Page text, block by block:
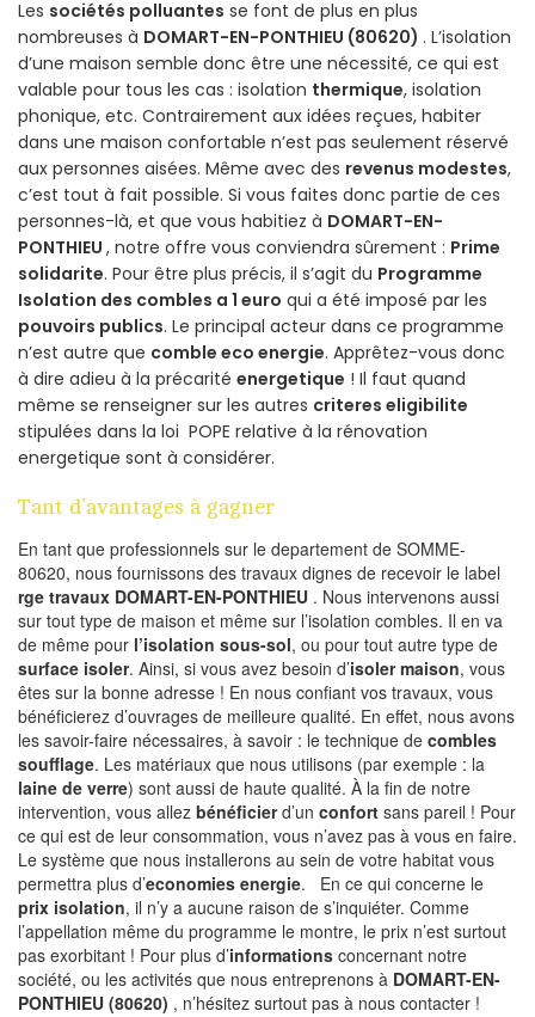
Les sociétés polluantes se font de plus en plus
nombreuses à DOMART-EN-PONTHIEU (80620) . L’isolation
d’une maison semble donc être une nécessité, ce qui est
valable pour tous les cas : isolation thermique, isolation
phonique, etc. Contrairement aux idées reçues, habiter
dans une maison confortable n’est pas seulement réservé
aux personnes aisées. Même avec des revenus modestes,
c’est tout à fait possible. Si vous faites donc partie de ces
personnes-là, et que vous habitiez à DOMART-EN-
PONTHIEU , notre offre vous conviendra sûrement : Prime
solidarite. Pour être plus précis, il s’agit du Programme
Isolation des combles a 1 euro qui a été imposé par les
pouvoirs publics. Le principal acteur dans ce programme
n’est autre que comble eco energie. Apprêtez-vous donc
à dire adieu à la précarité energetique ! Il faut quand
même se renseigner sur les autres criteres eligibilite
stipulées dans la loi POPE relative à la rénovation
energetique sont à considérer.
Tant d’avantages à gagner
En tant que professionnels sur le departement de SOMME-
80620, nous fournissons des travaux dignes de recevoir le label
rge travaux DOMART-EN-PONTHIEU . Nous intervenons aussi
sur tout type de maison et même sur l’isolation combles. Il en va
de même pour l’isolation sous-sol, ou pour tout autre type de
surface isoler. Ainsi, si vous avez besoin d’isoler maison, vous
êtes sur la bonne adresse ! En nous confiant vos travaux, vous
bénéficierez d’ouvrages de meilleure qualité. En effet, nous avons
les savoir-faire nécessaires, à savoir : le technique de combles
soufflage. Les matériaux que nous utilisons (par exemple : la
laine de verre) sont aussi de haute qualité. À la fin de notre
intervention, vous allez bénéficierd’un confort sans pareil ! Pour
ce qui est de leur consommation, vous n’avez pas à vous en faire.
Le système que nous installerons au sein de votre habitat vous
permettra plus d’economies energie. En ce qui concerne le
prix isolation, il n’y a aucune raison de s’inquiéter. Comme
l’appellation même du programme le montre, le prix n’est surtout
pas exorbitant ! Pour plus d’informations concernant notre
société, ou les activités que nous entreprenons à DOMART-EN-
PONTHIEU (80620) , n’hésitez surtout pas à nous contacter !